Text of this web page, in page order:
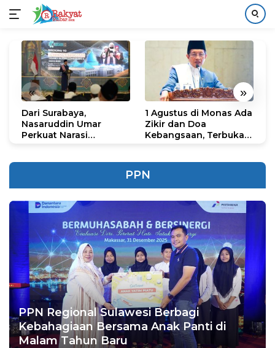
konten
« »
Dari Surabaya,
Nasaruddin Umar
Perkuat Narasi
1 Agustus di Monas Ada
Zikir dan Doa
Kebangsaan, Terbuka
PPN
PPN Regional Sulawesi Berbagi
Kebahagiaan Bersama Anak Panti di
Malam Tahun Baru